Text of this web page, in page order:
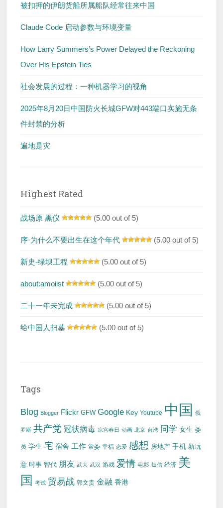
被扣押的伊朗货船所属船队经常往来中国
Claude Code 启动参数与环境变量
How Larry Summers’s Power Delayed the Reckoning
Over His Epstein Ties
社会发展的过程：一种机器学习的视角
2025年8月20日中国防火长城GFW对443端口实施无条
件封禁的分析
遍地是灾
Highest Rated
战场原 黑仪 (5.00 out of 5)
序·为什么不要出生在这个年代 (5.00 out of 5)
新史-绿坝工程 (5.00 out of 5)
about:amoiist (5.00 out of 5)
二十一年未完成 (5.00 out of 5)
给中国人扫墓 (5.00 out of 5)
Tags
Blog Blogger Flickr GFW Google Key Youtube 中国 俄
罗斯 共产党 冠状病毒 凉宫春日 动画 北京 台湾 同学 女生 委
员 学生 宅 宿舍 工作 常委 幸福 恋爱 感想 房地产 手机 新玩
意 时事 智代 朋友 武大 武汉 游戏 爱情 电影 短信 经济 美
国
考试 贸易战 郭文贵 金融 香港